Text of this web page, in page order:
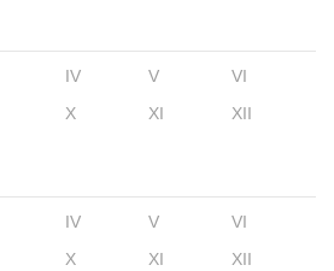
IV V
VI
X XI XII
IV V
VI
X XI XII